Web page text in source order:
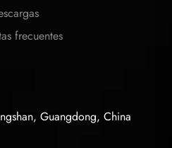
frecuentes
Guangdong, China